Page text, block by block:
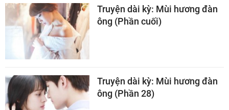
Truyện dài kỳ: Mùi hương đàn
ông (Phần cuối)
Truyện dài kỳ: Mùi hương đàn
ông (Phần 28)